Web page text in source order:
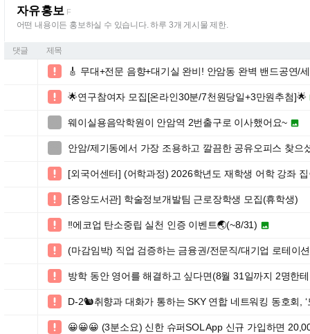
자유홍보 F
어떤 내용이든 홍보하실 수 있습니다. 하루 3개 게시물 제한.
댓글 제목
 🎸 무대+전문 음향+대기실 완비! 안암동 완벽 밴드공연/
 🌟연구참여자 모집[온라인30분/7천원당일+3만원추첨]🌟
웨이실용음악학원이 안암역 2번출구로 이사했어요~ 
안암/제기동에서 가장 조용하고 깔끔한 공유오피스 찾으
 [외국어센터] (어학과정) 2026학년도 재학생 어학 강좌
 [중앙도서관] 학술정보개발팀 근로장학생 모집(휴학생)
 ‼️에코업 탄소중립 실천 인증 이벤트🌏(~8/31) 
 (마감임박) 직업 검증하는 금융권/전문직/대기업 로테이
 방학 동안 영어를 해결하고 싶다면(8월 31일까지 2명한
 D-2🐿️취향과 대화가 통하는 SKY 연합 네트워킹 동호회,
 😀😀😀 (3분소요) 신한 슈퍼SOL App 신규 가입하면